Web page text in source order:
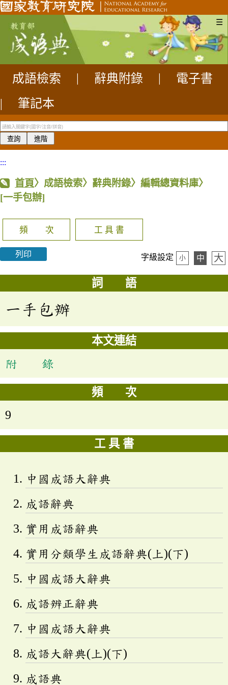
☰
成語檢索 辭典附錄
電子書
|
筆記本
:::
首頁〉成語檢索〉辭典附錄〉編輯總資料庫〉
[一手包辦]
頻 次 工 具 書
列印 字級設定 小 中 大
詞 語
一手包辦
本文連結
附 錄
頻 次
9
工 具 書
中國成語大辭典
成語辭典
實用成語辭典
實用分類學生成語辭典(上)(下)
中國成語大辭典
成語辨正辭典
中國成語大辭典
成語大辭典(上)(下)
成語典